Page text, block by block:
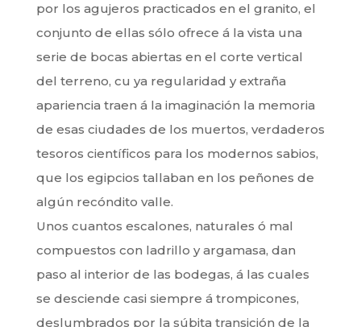
por los agujeros practicados en el granito, el
conjunto de ellas sólo ofrece á la vista una
serie de bocas abiertas en el corte vertical
del terreno, cu ya regularidad y extraña
apariencia traen á la imaginación la memoria
de esas ciudades de los muertos, verdaderos
tesoros científicos para los modernos sabios,
que los egipcios tallaban en los peñones de
algún recóndito valle.
Unos cuantos escalones, naturales ó mal
compuestos con ladrillo y argamasa, dan
paso al interior de las bodegas, á las cuales
se desciende casi siempre á trompicones,
deslumbrados por la súbita transición de la